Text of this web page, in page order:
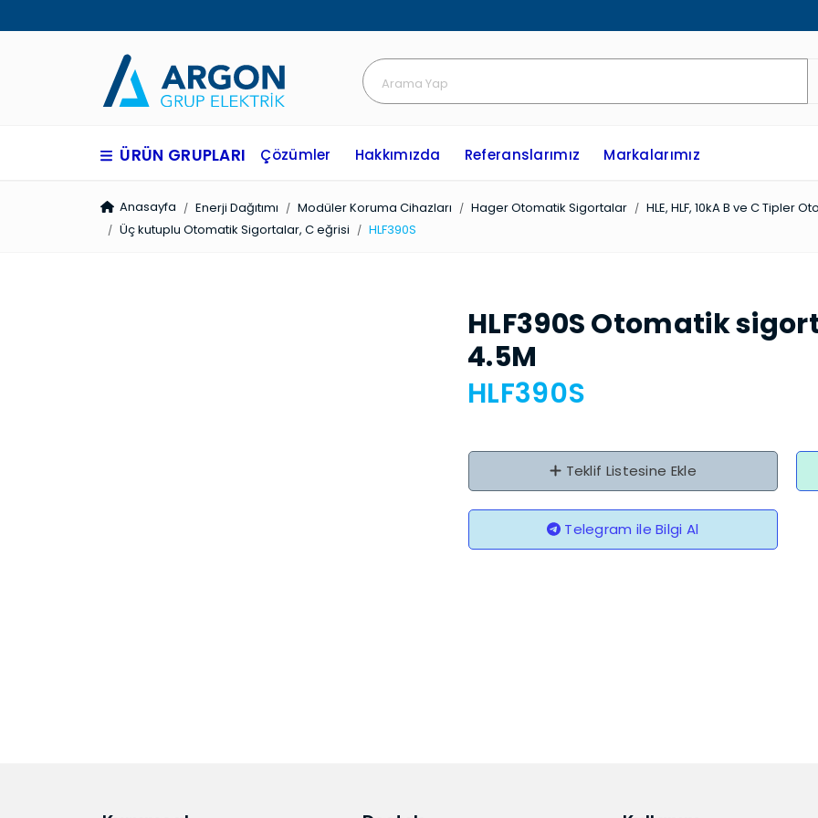
ÜRÜN GRUPLARI Çözümler Hakkımızda Referanslarımız Markalarımız
Anasayfa Enerji Dağıtımı Modüler Koruma Cihazları Hager Otomatik Sigortalar
HLE, HLF, 10kA B ve C Tipler
Üç kutuplu Otomatik Sigortalar, C eğrisi
HLF390S
HLF390S Otomatik
4.5M
HLF390S
Teklif Listesine Ekle
Telegram ile Bilgi Al